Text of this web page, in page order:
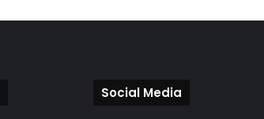
Social Media